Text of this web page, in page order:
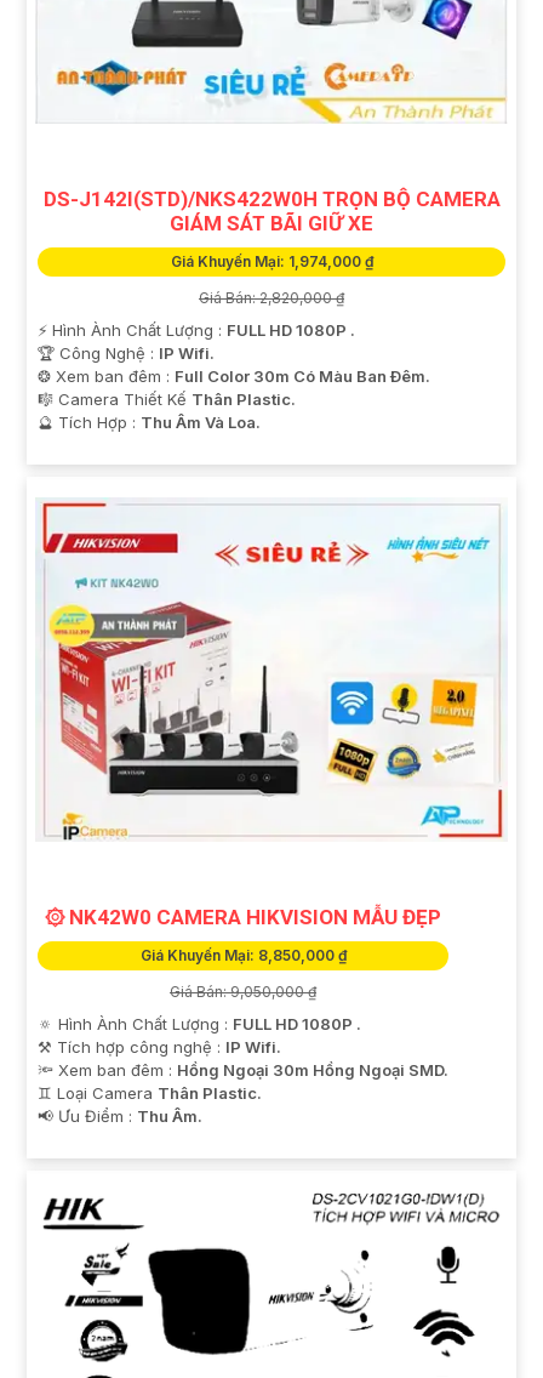
DS-J142I(STD)/NKS422W0H TRỌN BỘ CAMERA
GIÁM SÁT BÃI GIỮ XE
Giá Khuyến Mại: 1,974,000 ₫
Giá Bán: 2,820,000 ₫
️⚡ Hình Ành Chất Lượng : FULL HD 1080P .
🏆 Công Nghệ : IP Wifi.
❂ Xem ban đêm : Full Color 30m Có Màu Ban Ðêm.
🎼️ Camera Thiết Kế Thân Plastic.
️🔮 Tích Hợp : Thu Âm Và Loa.
۞ NK42W0 CAMERA HIKVISION MẪU ĐẸP
Giá Khuyến Mại: 8,850,000 ₫
Giá Bán: 9,050,000 ₫
🔅 Hình Ành Chất Lượng : FULL HD 1080P .
⚒ Tích hợp công nghệ : IP Wifi.
🔦 Xem ban đêm : Hồng Ngoại 30m Hồng Ngoại SMD.
♊ Loại Camera Thân Plastic.
️📢 Ưu Điểm : Thu Âm.